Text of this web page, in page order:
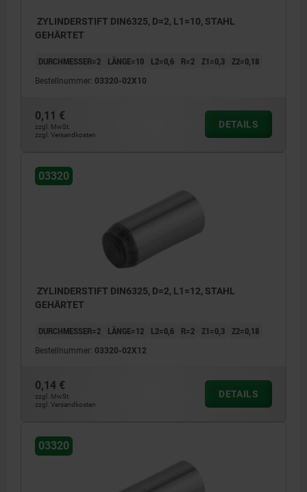
ZYLINDERSTIFT DIN6325, D=2, L1=10, STAHL
GEHÄRTET
DURCHMESSER=2 LÄNGE=10 L2=0,6 R=2 Z1=0,3 Z2=0,18
Bestellnummer: 03320-02X10
0,11 €
zzgl. MwSt.
zzgl. Versandkosten
DETAILS
03320
ZYLINDERSTIFT DIN6325, D=2, L1=12, STAHL
GEHÄRTET
DURCHMESSER=2 LÄNGE=12 L2=0,6 R=2 Z1=0,3 Z2=0,18
Bestellnummer: 03320-02X12
0,14 €
zzgl. MwSt.
zzgl. Versandkosten
DETAILS
03320